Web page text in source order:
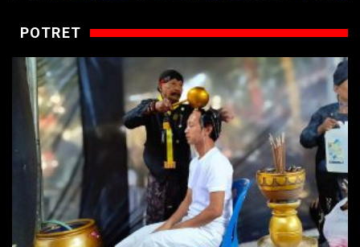
POTRET